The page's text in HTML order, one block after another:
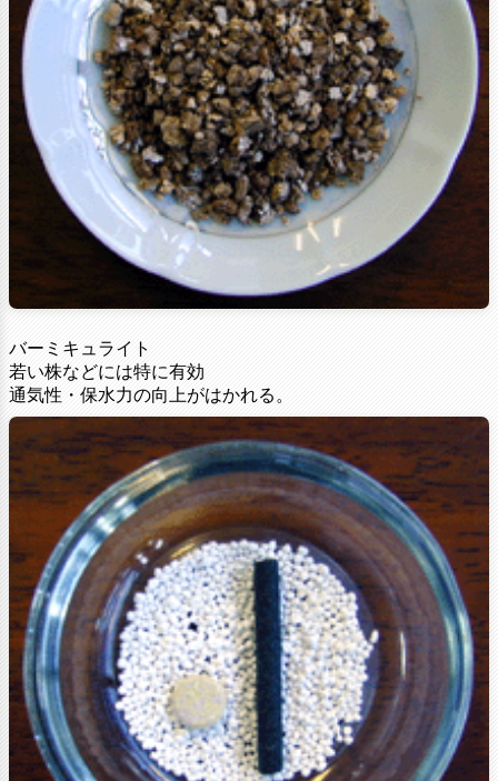
バーミキュライト
若い株などには特に有効
通気性・保水力の向上がはかれる。